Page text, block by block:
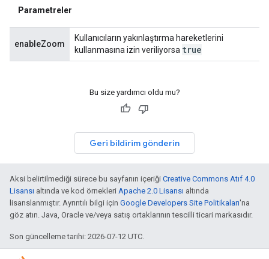
Parametreler
enableZoom
Kullanıcıların yakınlaştırma hareketlerini
kullanmasına izin veriliyorsa true
Bu size yardımcı oldu mu?
Geri bildirim gönderin
Aksi belirtilmediği sürece bu sayfanın içeriği Creative Commons Atıf 4.0
Lisansı altında ve kod örnekleri Apache 2.0 Lisansı altında
lisanslanmıştır. Ayrıntılı bilgi için Google Developers Site Politikaları'na
göz atın. Java, Oracle ve/veya satış ortaklarının tescilli ticari markasıdır.
Son güncelleme tarihi: 2026-07-12 UTC.